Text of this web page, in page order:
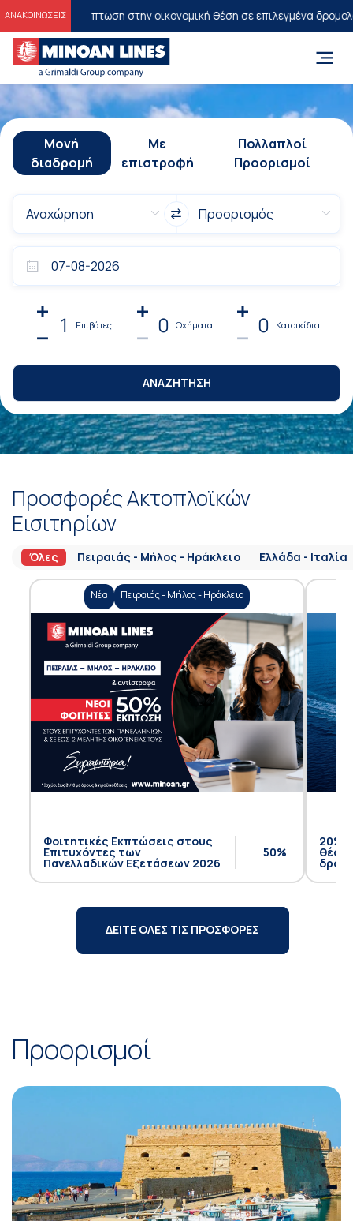
ΑΝΑΚΟΙΝΩΣΕΙΣ
έκπτωση στην οικονομική θέση σε επιλεγμένα δρομολόγια θέρους
Μονή
διαδρομή
Με
επιστροφή
Πολλαπλοί
Προορισμοί
1 Επιβάτες 0 Οχήματα 0 Κατοικίδια
ΑΝΑΖΗΤΗΣΗ
Προσφορές Ακτοπλοϊκών
Εισιτηρίων
Όλες Πειραιάς - Μήλος - Ηράκλειο Ελλάδα - Ιταλία
Νέα Πειραιάς - Μήλος - Ηράκλειο
Φοιτητικές Εκπτώσεις στους
Επιτυχόντες των
Πανελλαδικών Εξετάσεων 2026
50%
20%
θέση
ΔΕΙΤΕ ΟΛΕΣ ΤΙΣ ΠΡΟΣΦΟΡΕΣ
Προορισμοί